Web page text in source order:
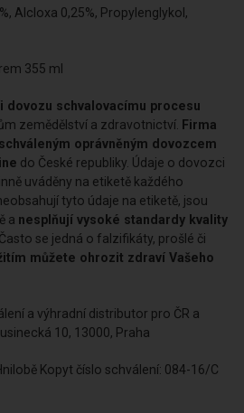
Alcloxa 0,25%, Propylenglykol,
355 ml
dovozu schvalovacímu procesu
zemědělství a zdravotnictví. Firma
oprávněným dovozcem
do České republiky. Údaje o dovozci
uváděny na etiketě každého
tyto údaje na etiketě, jsou
a nesplňují vysoké standardy kvality
Často se jedná o falzifikáty, prošlé či
můžete ohrozit zdraví Vašeho
a výhradní distributor pro ČR a
10, 13000, Praha
Kopyt číslo schválení: 084-16/C